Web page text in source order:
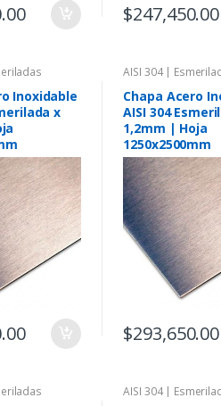
$247,450.00
Inoxidable
x
AISI 304 |
Chapa Acero
AISI 304
1,2mm | Hoja
1250x2500mm
$293,650.00
AISI 304 |